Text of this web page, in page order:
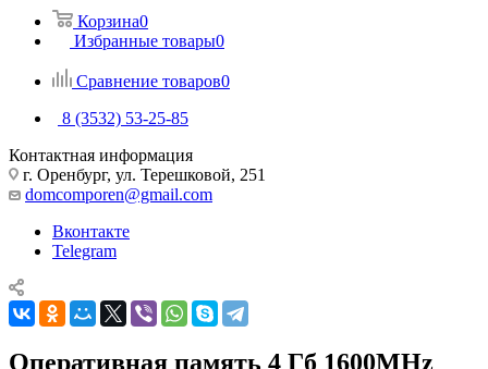
Корзина0
Избранные товары0
Сравнение товаров0
8 (3532) 53-25-85
Контактная информация
г. Оренбург, ул. Терешковой, 251
domcomporen@gmail.com
Вконтакте
Telegram
Оперативная память 4 Гб 1600MHz